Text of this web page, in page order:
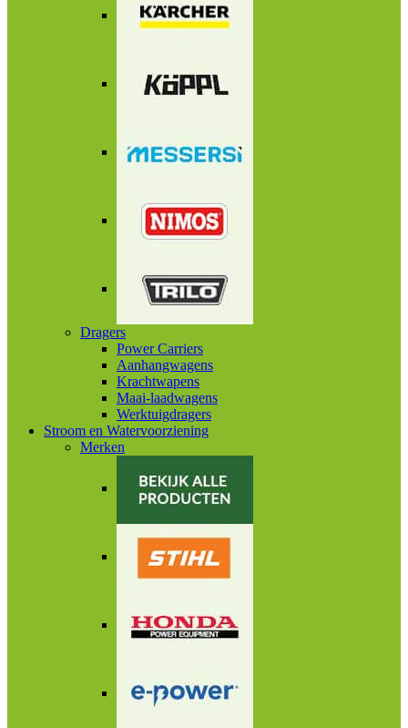
Dragers
Power Carriers
Aanhangwagens
Krachtwapens
Maai-laadwagens
Werktuigdragers
Stroom en Watervoorziening
Merken